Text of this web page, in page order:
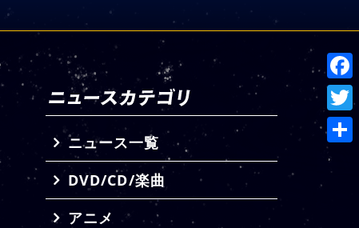
ニュース一覧
DVD/CD/楽曲
アニメ
共